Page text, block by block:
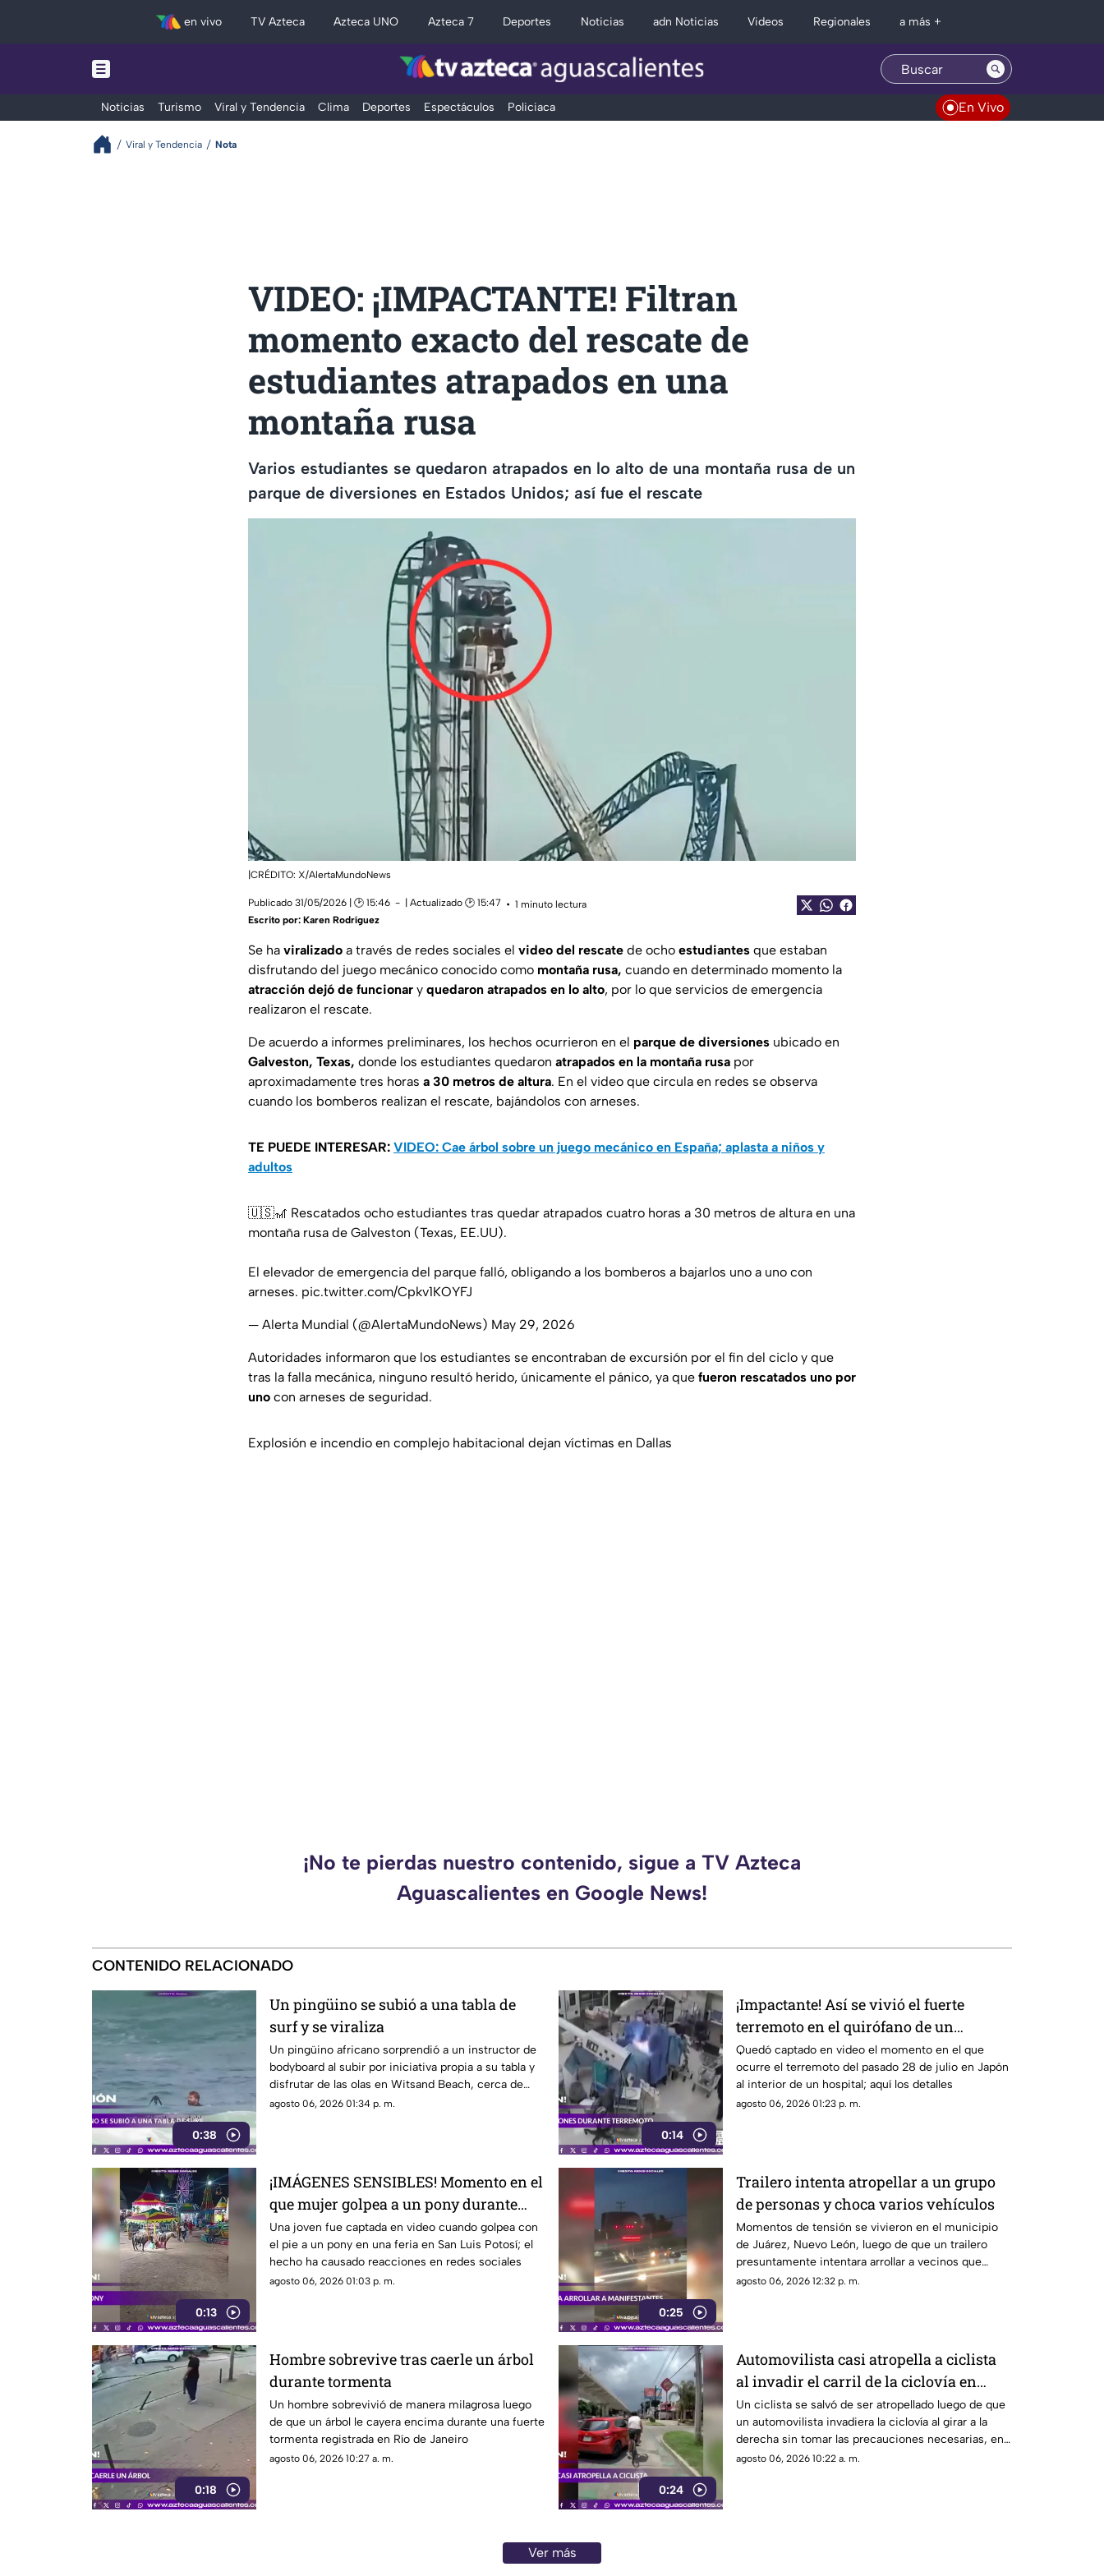
en vivo TV Azteca Azteca UNO Azteca 7 Deportes Noticias adn Noticias Videos Regionales a más +
Noticias Turismo Viral y Tendencia Clima Deportes Espectáculos Policiaca En Vivo
Viral y Tendencia Nota
VIDEO: ¡IMPACTANTE! Filtran
momento exacto del rescate de
estudiantes atrapados en una
montaña rusa
Varios estudiantes se quedaron atrapados en lo alto de una montaña rusa de un
parque de diversiones en Estados Unidos; así fue el rescate
|CRÉDITO: X/AlertaMundoNews
Publicado 31/05/2026 | 🕑 15:46 | Actualizado 🕑 15:47
1 minuto lectura
Escrito por: Karen Rodríguez
Se ha viralizado a través de redes sociales el video del rescate de ocho estudiantes que estaban
disfrutando del juego mecánico conocido como montaña rusa, cuando en determinado momento la
atracción dejó de funcionar y quedaron atrapados en lo alto, por lo que servicios de emergencia
realizaron el rescate.
De acuerdo a informes preliminares, los hechos ocurrieron en el parque de diversiones ubicado en
Galveston, Texas, donde los estudiantes quedaron atrapados en la montaña rusa por
aproximadamente tres horas a 30 metros de altura. En el video que circula en redes se observa
cuando los bomberos realizan el rescate, bajándolos con arneses.
TE PUEDE INTERESAR: VIDEO: Cae árbol sobre un juego mecánico en España; aplasta a niños y
adultos
🇺🇸🎢 Rescatados ocho estudiantes tras quedar atrapados cuatro horas a 30 metros de altura en una
montaña rusa de Galveston (Texas, EE.UU).
El elevador de emergencia del parque falló, obligando a los bomberos a bajarlos uno a uno con
arneses. pic.twitter.com/Cpkv1KOYFJ
— Alerta Mundial (@AlertaMundoNews) May 29, 2026
Autoridades informaron que los estudiantes se encontraban de excursión por el fin del ciclo y que
tras la falla mecánica, ninguno resultó herido, únicamente el pánico, ya que fueron rescatados uno por
uno con arneses de seguridad.
Explosión e incendio en complejo habitacional dejan víctimas en Dallas
¡No te pierdas nuestro contenido, sigue a TV Azteca
Aguascalientes en Google News!
CONTENIDO RELACIONADO
0:38
Un pingüino se subió a una tabla de
surf y se viraliza
Un pingüino africano sorprendió a un instructor de
bodyboard al subir por iniciativa propia a su tabla y
disfrutar de las olas en Witsand Beach, cerca de
Ciudad del Cabo, Sudáfrica
agosto 06, 2026 01:34 p. m.
0:14
¡Impactante! Así se vivió el fuerte
terremoto en el quirófano de un
hospital
Quedó captado en video el momento en el que
ocurre el terremoto del pasado 28 de julio en Japón
al interior de un hospital; aquí los detalles
agosto 06, 2026 01:23 p. m.
0:13
¡IMÁGENES SENSIBLES! Momento en el
que mujer golpea a un pony durante
una feria
Una joven fue captada en video cuando golpea con
el pie a un pony en una feria en San Luis Potosí; el
hecho ha causado reacciones en redes sociales
agosto 06, 2026 01:03 p. m.
0:25
Trailero intenta atropellar a un grupo
de personas y choca varios vehículos
Momentos de tensión se vivieron en el municipio
de Juárez, Nuevo León, luego de que un trailero
presuntamente intentara arrollar a vecinos que
bloqueaban la avenida San Roque, en el cuarto
agosto 06, 2026 12:32 p. m.
0:18
Hombre sobrevive tras caerle un árbol
durante tormenta
Un hombre sobrevivió de manera milagrosa luego
de que un árbol le cayera encima durante una fuerte
tormenta registrada en Río de Janeiro
agosto 06, 2026 10:27 a. m.
0:24
Automovilista casi atropella a ciclista
al invadir el carril de la ciclovía en
Guadalajara
Un ciclista se salvó de ser atropellado luego de que
un automovilista invadiera la ciclovía al girar a la
derecha sin tomar las precauciones necesarias, en
Guadalajara, Jalisco
agosto 06, 2026 10:22 a. m.
Ver más